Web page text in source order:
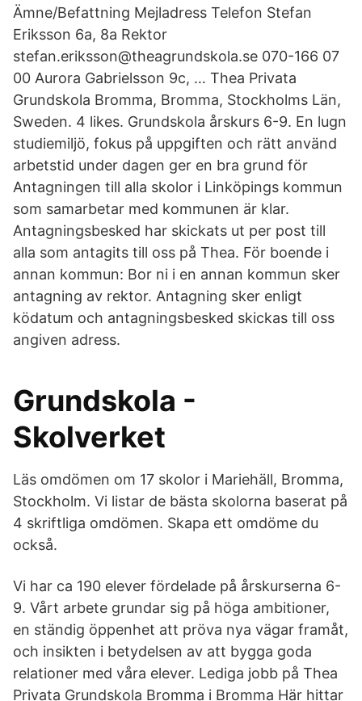
Ämne/Befattning Mejladress Telefon Stefan
Eriksson 6a, 8a Rektor
stefan.eriksson@theagrundskola.se 070-166 07
00 Aurora Gabrielsson 9c, … Thea Privata
Grundskola Bromma, Bromma, Stockholms Län,
Sweden. 4 likes. Grundskola årskurs 6-9. En lugn
studiemiljö, fokus på uppgiften och rätt använd
arbetstid under dagen ger en bra grund för
Antagningen till alla skolor i Linköpings kommun
som samarbetar med kommunen är klar.
Antagningsbesked har skickats ut per post till
alla som antagits till oss på Thea. För boende i
annan kommun: Bor ni i en annan kommun sker
antagning av rektor. Antagning sker enligt
ködatum och antagningsbesked skickas till oss
angiven adress.
Grundskola -
Skolverket
Läs omdömen om 17 skolor i Mariehäll, Bromma,
Stockholm. Vi listar de bästa skolorna baserat på
4 skriftliga omdömen. Skapa ett omdöme du
också.
Vi har ca 190 elever fördelade på årskurserna 6-
9. Vårt arbete grundar sig på höga ambitioner,
en ständig öppenhet att pröva nya vägar framåt,
och insikten i betydelsen av att bygga goda
relationer med våra elever. Lediga jobb på Thea
Privata Grundskola Bromma i Bromma Här hittar